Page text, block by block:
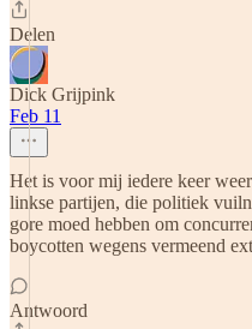
Delen
Dick Grijpink
Feb 11
Het is voor mij iedere keer
linkse partijen, die politiek
gore moed hebben om
boycotten wegens vermeend
Antwoord